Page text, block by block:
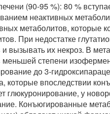
(90-95 %): 80 %
неактивных
метаболитов, которые
При недостатке
вызывать их некроз. В
степени
до 3-
которые впоследствии
глюкуронирование, у
Конъюгированные